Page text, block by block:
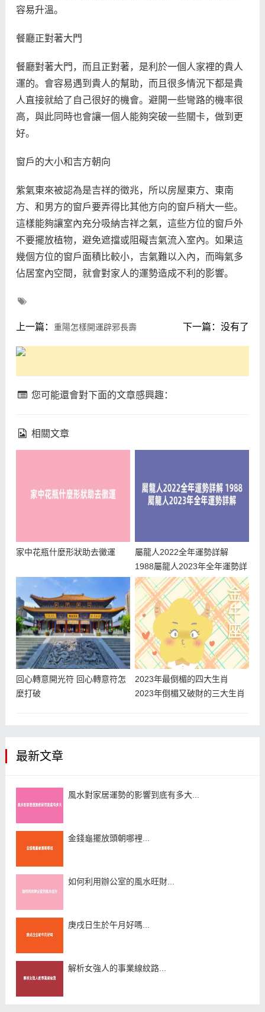
容易升溫。
餐廳正對著大門
餐廳對著大門，而且正對著，是利於一個人家裡的貴人
運的。會容易遇到貴人的幫助，而且很多情況下都是貴
人直接就給了自己很好的機會。避開一些彎路的機率很
高，與此同時也會讓一個人能夠突破一些關卡，做到更
好。
窗戶的大小和吉方朝向
紫氣東來被認為是吉祥的徵兆，所以房屋東方、東南
方、和男方的窗戶要弄得比其他方向的窗戶稍大一些。
這樣能夠讓室內充分吸納吉祥之氣，這些方位的窗戶外
不要擺放植物，避免遮擋或阻礙吉氣流入室內。如果這
幾個方位的窗戶面積比較小，吉氣難以入內，而晦氣多
佔居室內空間，就會對家人的運勢造成不利的影響。
上一篇： 重陽怎樣開運辟邪長壽 下一篇：没有了
您可能還會對下面的文章感興趣：
相關文章
家中花瓶什麼形狀助去黴運
屬龍人2022全年運勢詳解
1988屬龍人2023年全年運勢詳
解
回心轉意開光符 回心轉意符怎
麼打破
2023年最倒楣的四大生肖
2023年倒楣又破財的三大生肖
最新文章
風水對家居運勢的影響到底有多大...
金錢龜擺放頭朝哪裡...
如何利用辦公室的風水旺財...
庚戌日生於午月好嗎...
解析女強人的事業線紋路...